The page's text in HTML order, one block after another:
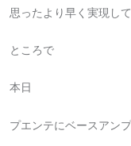
思ったより早く実現し
ところで
本日
プエンテにベースアン